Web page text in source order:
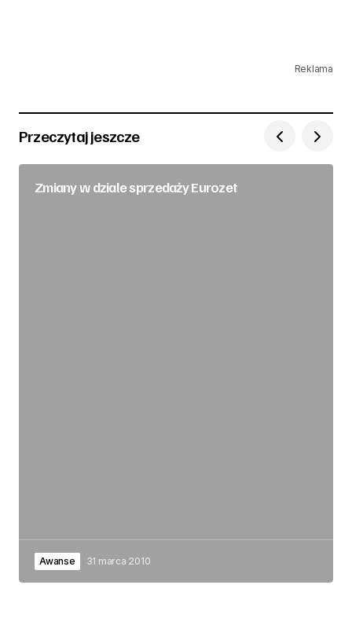
Reklama
Przeczytaj jeszcze
Zmiany w dziale sprzedaży Eurozet
Awanse 31 marca 2010